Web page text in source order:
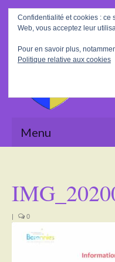
Rechercher
:
Menu
La Mairie
Le village
Tourisme
| 0
Confidentialité et cookies : ce
Web, vous acceptez leur
Pour en savoir plus,
Politique relative aux cookies